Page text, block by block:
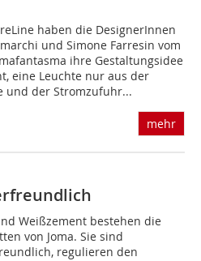
haben die De­sig­ner­Innen
und ­Simone Farresin vom
ihre Gestaltungsidee
eine Leuchte nur aus der
und der Stromzufuhr...
mehr
Weißzement bestehen die
von Joma. Sie sind
regulieren den